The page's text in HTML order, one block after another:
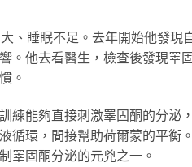
、睡眠不足。去年開始他發現
。他去看醫生，檢查後發現睪
。
練能夠直接刺激睪固酮的分泌
循環，間接幫助荷爾蒙的平衡
睪固酮分泌的元兇之一。